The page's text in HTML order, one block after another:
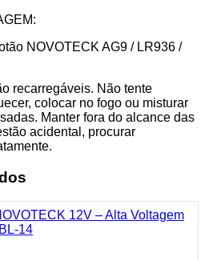
NOVOTECK AG9 / LR936 /
recarregáveis. Não tente
colocar no fogo ou misturar
Manter fora do alcance das
acidental, procurar